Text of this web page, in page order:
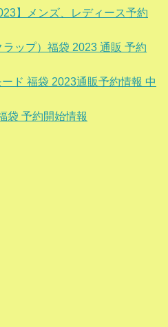
】メンズ、レディース予約
ップ）福袋 2023 通販 予約
ド 福袋 2023通販予約情報 中
袋 予約開始情報